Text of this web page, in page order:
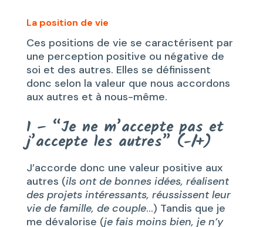
La position de vie
Ces positions de vie se caractérisent par
une perception positive ou négative de
soi et des autres. Elles se définissent
donc selon la valeur que nous accordons
aux autres et à nous-même.
1 – “Je ne m’accepte pas et
j’accepte les autres” (-/+)
J’accorde donc une valeur positive aux
autres (ils ont de bonnes idées, réalisent
des projets intéressants, réussissent leur
vie de famille, de couple…) Tandis que je
me dévalorise (je fais moins bien, je n’y